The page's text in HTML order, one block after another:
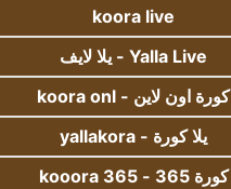
koora live
Yalla Live - يلا لايف
كورة اون لاين - koora onl
يلا كورة - yallakora
كورة 365 - kooora 365